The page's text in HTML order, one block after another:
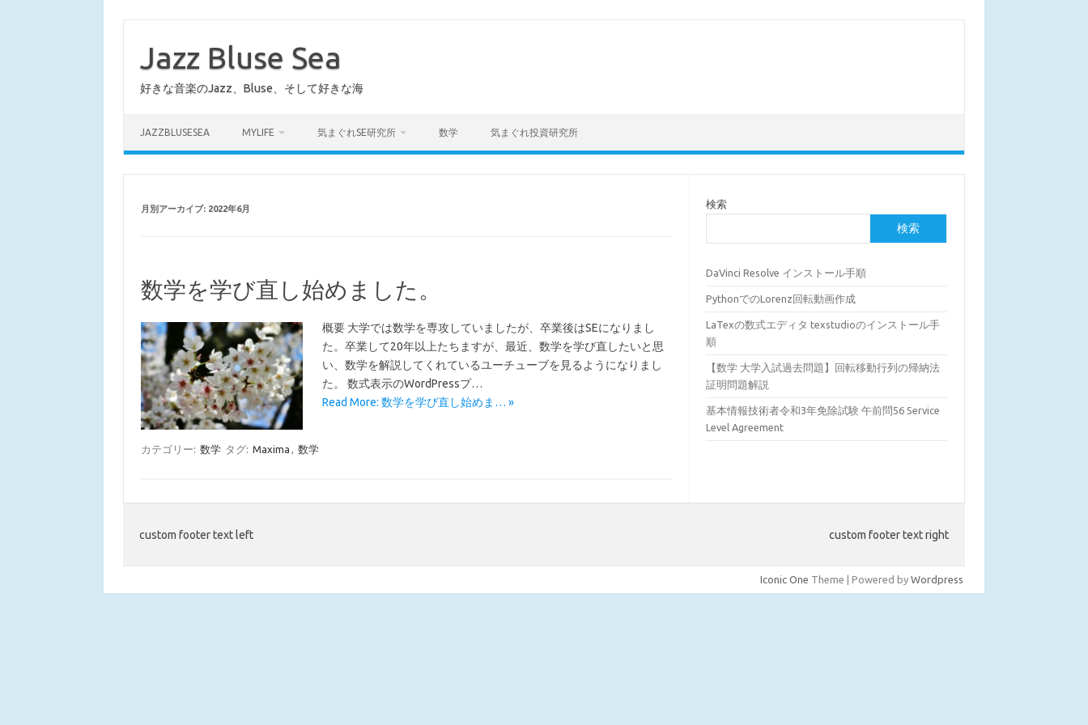
Jazz Bluse Sea
好きな音楽のJazz、Bluse、そして好きな海
JAZZBLUSESEA MYLIFE 気まぐれSE研究所 数学 気まぐれ投資研究所
月別アーカイブ: 2022年6月
数学を学び直し始めました。
概要 大学では数学を専攻していましたが、卒業後はSEになりまし
た。卒業して20年以上たちますが、最近、数学を学び直したいと思
い、数学を解説してくれているユーチューブを見るようになりまし
た。 数式表示のWordPressプ…
Read More: 数学を学び直し始めま… »
カテゴリー: 数学 タグ: Maxima , 数学
検索
検索
DaVinci Resolve インストール手順
PythonでのLorenz回転動画作成
LaTexの数式エディタ texstudioのインストール手
順
【数学 大学入試過去問題】回転移動行列の帰納法
証明問題解説
基本情報技術者令和3年免除試験 午前問56 Service
Level Agreement
custom footer text left custom footer text right
Iconic One Theme | Powered by Wordpress